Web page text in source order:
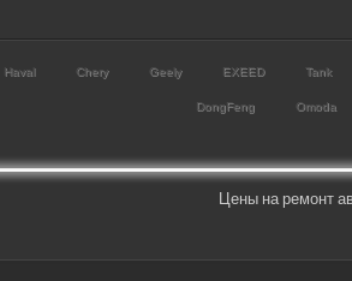
Haval Chery Geely EXEED Tank
DongFeng Omoda
Цены на ремонт